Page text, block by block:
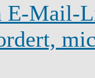
E-Mail-